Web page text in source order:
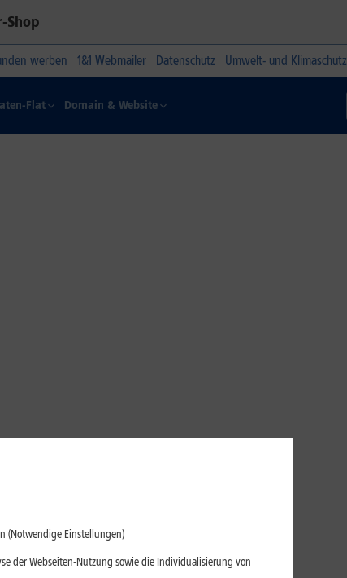
Shop
werben 1&1 Webmailer Datenschutz Umwelt- und Klimaschutz
Flat Domain & Website
(Notwendige Einstellungen)
der Webseiten-Nutzung sowie die Individualisierung von